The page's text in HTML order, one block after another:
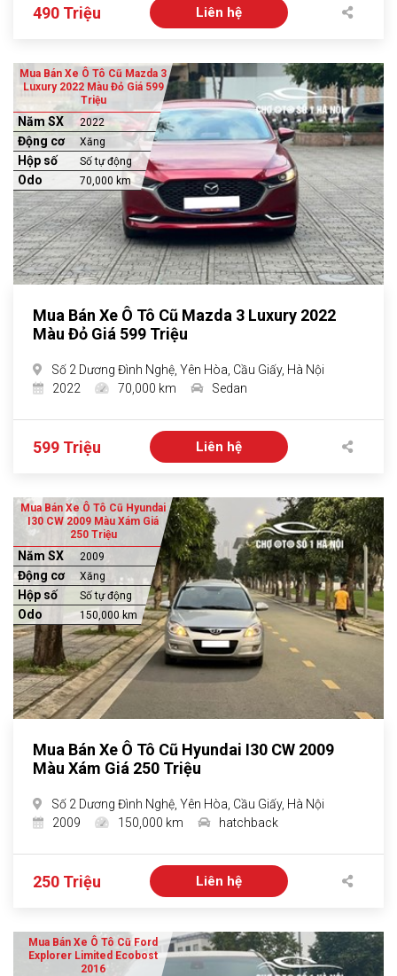
490 Triệu Liên hệ
Mua Bán Xe Ô Tô Cũ Mazda 3
Luxury 2022 Màu Đỏ Giá 599
Triệu
Năm SX 2022
Động cơ Xăng
Hộp số Số tự động
Odo 70,000 km
Mua Bán Xe Ô Tô Cũ Mazda 3 Luxury 2022
Màu Đỏ Giá 599 Triệu
Số 2 Dương Đình Nghệ, Yên Hòa, Cầu Giấy, Hà Nội
2022
70,000 km Sedan
599 Triệu Liên hệ
Mua Bán Xe Ô Tô Cũ Hyundai
I30 CW 2009 Màu Xám Giá
250 Triệu
Năm SX 2009
Động cơ Xăng
Hộp số Số tự động
Odo 150,000 km
Mua Bán Xe Ô Tô Cũ Hyundai I30 CW 2009
Màu Xám Giá 250 Triệu
Số 2 Dương Đình Nghệ, Yên Hòa, Cầu Giấy, Hà Nội
2009
150,000 km hatchback
250 Triệu Liên hệ
Mua Bán Xe Ô Tô Cũ Ford
Explorer Limited Ecobost
2016